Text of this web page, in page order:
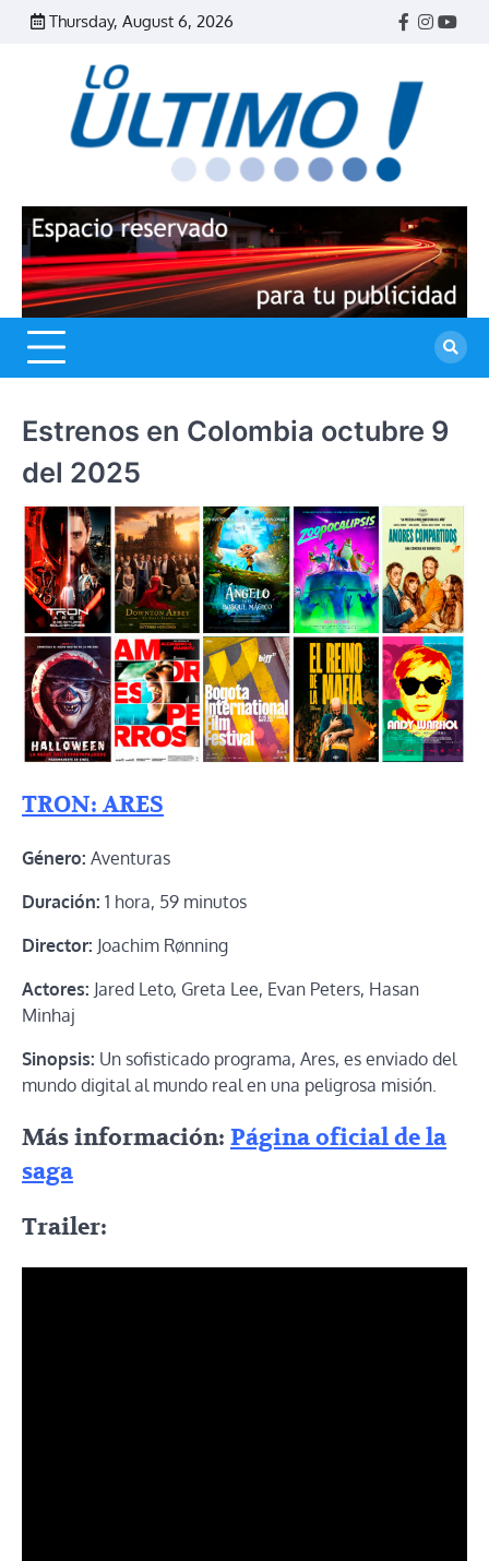
Skip
Thursday, August 6, 2026
Facebook
Estrenos en Colombia octubre 9
del 2025
TRON: ARES
Género: Aventuras
Duración: 1 hora, 59 minutos
Director: Joachim Rønning
Actores: Jared Leto, Greta Lee, Evan Peters, Hasan
Minhaj
Sinopsis: Un sofisticado programa, Ares, es enviado del
mundo digital al mundo real en una peligrosa misión.
Más información: Página oficial de la
saga
Trailer: